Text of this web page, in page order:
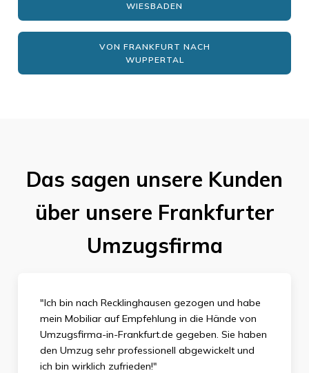
WIESBADEN
VON FRANKFURT NACH
WUPPERTAL
Das sagen unsere Kunden
über unsere Frankfurter
Umzugsfirma
"Ich bin nach Recklinghausen gezogen und habe
mein Mobiliar auf Empfehlung in die Hände von
Umzugsfirma-in-Frankfurt.de gegeben. Sie haben
den Umzug sehr professionell abgewickelt und
ich bin wirklich zufrieden!"